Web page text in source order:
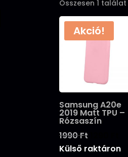
Összesen 1 találat
Akció!
Samsung A20e
2019 Matt TPU –
Rózsaszín
1990Ft
price
Külső raktáron